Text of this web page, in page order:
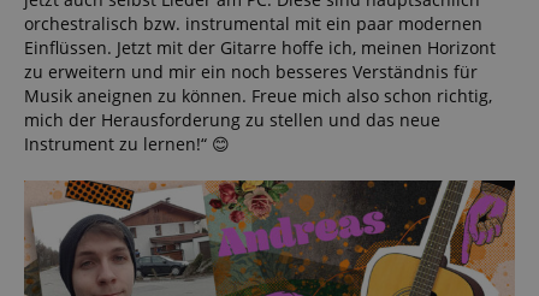
orchestralisch bzw. instrumental mit ein paar modernen
Einflüssen. Jetzt mit der Gitarre hoffe ich, meinen Horizont
zu erweitern und mir ein noch besseres Verständnis für
Musik aneignen zu können. Freue mich also schon richtig,
mich der Herausforderung zu stellen und das neue
Instrument zu lernen!“ 😊